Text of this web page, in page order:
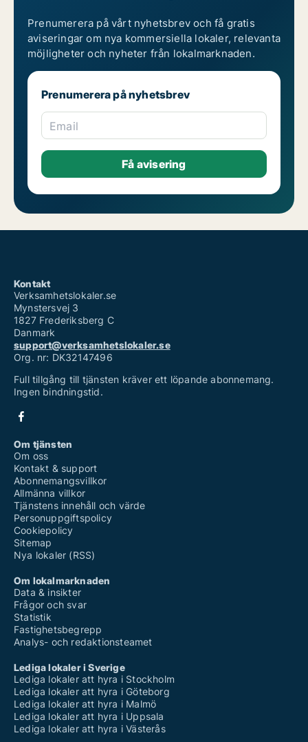
Prenumerera på vårt nyhetsbrev och få gratis
aviseringar om nya kommersiella lokaler, relevanta
möjligheter och nyheter från lokalmarknaden.
Prenumerera på nyhetsbrev
Email
Kontakt
Verksamhetslokaler.se
Mynstersvej 3
1827 Frederiksberg C
Danmark
support@verksamhetslokaler.se
Org. nr: DK32147496
Full tillgång till tjänsten kräver ett löpande abonnemang.
Ingen bindningstid.
Om tjänsten
Om oss
Kontakt & support
Abonnemangsvillkor
Allmänna villkor
Tjänstens innehåll och värde
Personuppgiftspolicy
Cookiepolicy
Sitemap
Nya lokaler (RSS)
Om lokalmarknaden
Data & insikter
Frågor och svar
Statistik
Fastighetsbegrepp
Analys- och redaktionsteamet
Lediga lokaler i Sverige
Lediga lokaler att hyra i Stockholm
Lediga lokaler att hyra i Göteborg
Lediga lokaler att hyra i Malmö
Lediga lokaler att hyra i Uppsala
Lediga lokaler att hyra i Västerås